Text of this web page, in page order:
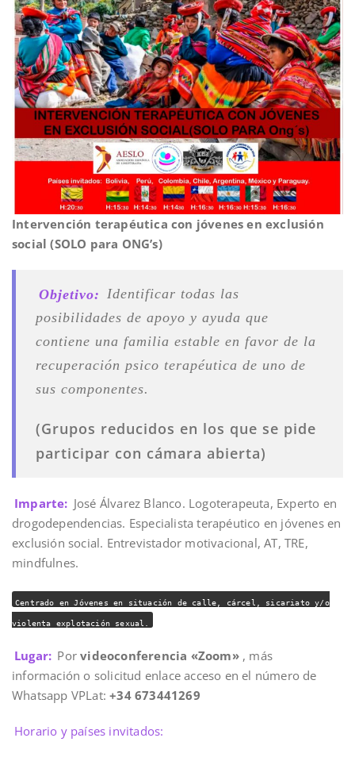
Intervención terapéutica con jóvenes en exclusión
social (SOLO para ONG’s)
Objetivo: Identificar todas las
posibilidades de apoyo y ayuda que
contiene una familia estable en favor de la
recuperación psico terapéutica de uno de
sus componentes.
(Grupos reducidos en los que se pide
participar con cámara abierta)
Imparte: José Álvarez Blanco. Logoterapeuta, Experto en
drogodependencias. Especialista terapéutico en jóvenes en
exclusión social. Entrevistador motivacional, AT, TRE,
mindfulnes.
Centrado en Jóvenes en situación de calle, cárcel, sicariato y/o
violenta explotación sexual.
Lugar: Porvideoconferencia «Zoom» , más
información o solicitud enlace acceso en el número de
Whatsapp VPLat:+34 673441269
Horario y países invitados: